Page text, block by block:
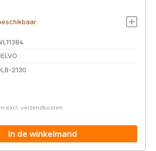
2130
excl. verzendkosten
In de winkelmand